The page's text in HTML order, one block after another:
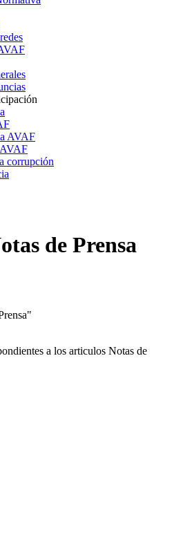
AVAF
corrupción
de Prensa
a los articulos Notas de